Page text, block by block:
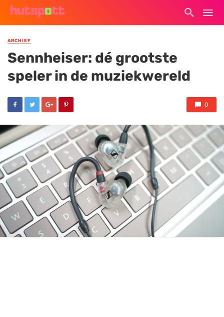
ARCHIEF
Sennheiser: dé grootste
speler in de muziekwereld
0